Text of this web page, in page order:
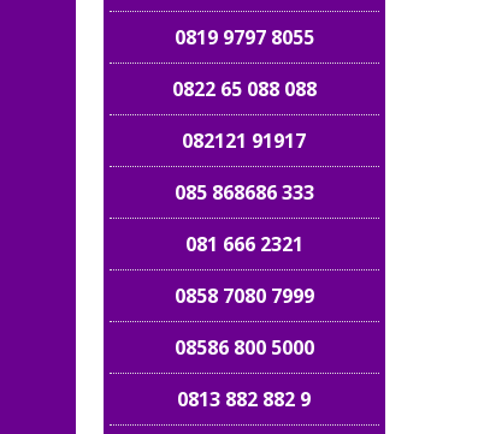
0819 9797 8055
0822 65 088 088
082121 91917
085 868686 333
081 666 2321
0858 7080 7999
08586 800 5000
0813 882 882 9